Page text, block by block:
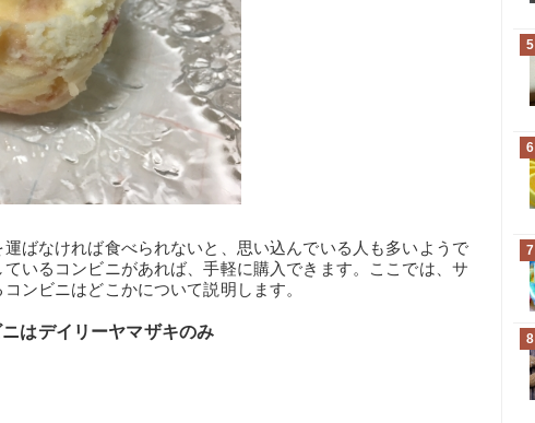
ばなければ食べられないと、思い込んでいる人も多いようで
いるコンビニがあれば、手軽に購入できます。ここでは、サ
ンビニはどこかについて説明します。
はデイリーヤマザキのみ
5
6
7
8